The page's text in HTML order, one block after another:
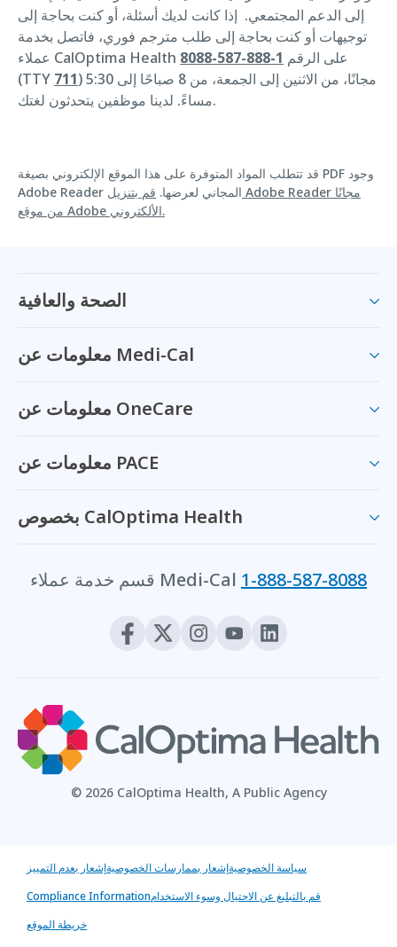
إلى الدعم المجتمعي. إذا كانت لديك أسئلة، أو كنت بحاجة إلى
توجيهات أو كنت بحاجة إلى طلب مترجم فوري، فاتصل بخدمة
عملاء CalOptima Health على الرقم 1-888-587-8088
(TTY 711) مجانًا، من الاثنين إلى الجمعة، من 8 صباحًا إلى 5:30
مساءً. لدينا موظفين يتحدثون لغتك.
قد تتطلب المواد المتوفرة على هذا الموقع الإلكتروني بصيغة PDF وجود
Adobe Reader المجاني لعرضها. قم بتنزيل Adobe Reader مجانًا
من موقع Adobe الألكتروني.
الصحة والعافية
معلومات عن Medi-Cal
معلومات عن OneCare
معلومات عن PACE
بخصوص CalOptima Health
قسم خدمة عملاء Medi-Cal 1-888-587-8088
© 2026 CalOptima Health, A Public Agency
إشعار بعدم التمييزإشعار بممارسات الخصوصيةسياسة الخصوصية
Compliance Informationقم بالتبليغ عن الاحتيال وسوء الاستخدام
خريطة الموقع